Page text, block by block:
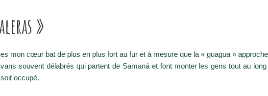
»
mon cœur bat de plus en plus fort au fur et à mesure que la « guagua »
souvent délabrés qui partent de Samaná et font monter les gens tout au
occupé.